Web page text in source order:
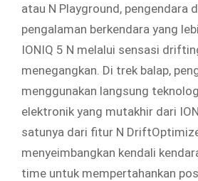
atau N Playground, pengendara
pengalaman berkendara yang
IONIQ 5 N melalui sensasi
menegangkan. Di trek balap,
menggunakan langsung
elektronik yang mutakhir dari
satunya dari fitur N
menyeimbangkan kendali
time untuk mempertahankan